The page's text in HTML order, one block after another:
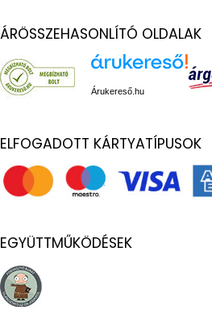
ÁRÖSSZEHASONLÍTÓ OLDALAK
Árukereső.hu
ELFOGADOTT KÁRTYATÍPUSOK
EGYÜTTMŰKÖDÉSEK